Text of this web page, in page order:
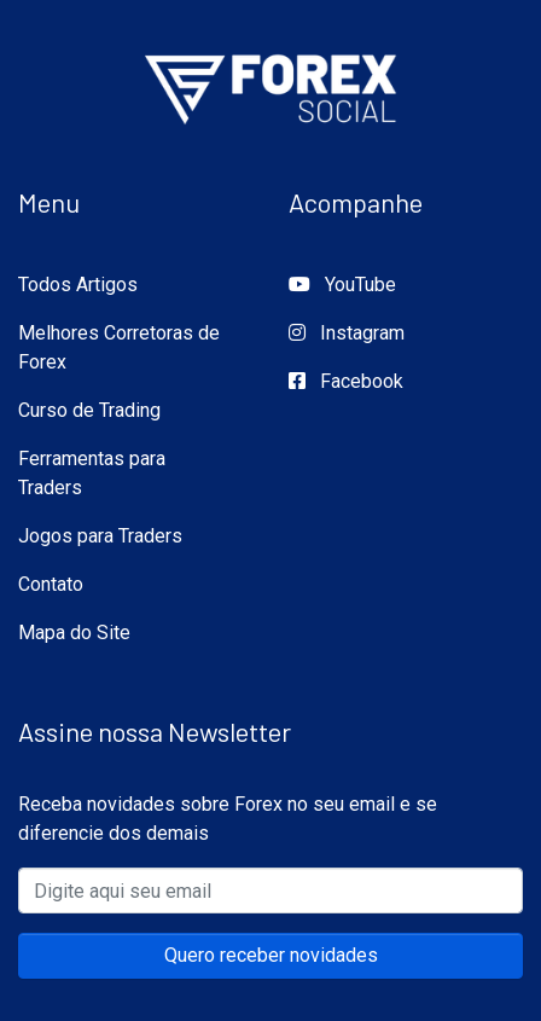
Menu
Todos Artigos
Melhores Corretoras de
Forex
Curso de Trading
Ferramentas para
Traders
Jogos para Traders
Contato
Mapa do Site
Acompanhe
YouTube
Instagram
Facebook
Assine nossa Newsletter
Receba novidades sobre Forex no seu email e se
diferencie dos demais
Quero receber novidades